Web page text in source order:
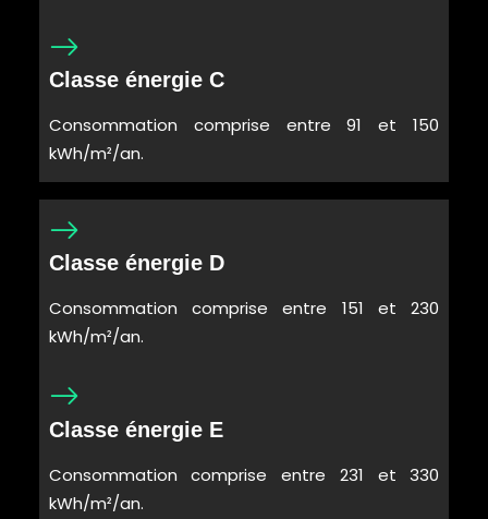
Classe énergie C
Consommation comprise entre 91 et 150
kWh/m²/an.
Classe énergie D
Consommation comprise entre 151 et 230
kWh/m²/an.
Classe énergie E
Consommation comprise entre 231 et 330
kWh/m²/an.